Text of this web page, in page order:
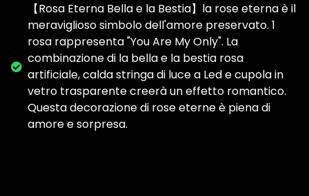
【Rosa Eterna Bella e la Bestia】la rose eterna è il
meraviglioso simbolo dell'amore preservato. 1
rosa rappresenta "You Are My Only". La
combinazione di la bella e la bestia rosa
artificiale, calda stringa di luce a Led e cupola in
vetro trasparente creerà un effetto romantico.
Questa decorazione di rose eterne è piena di
amore e sorpresa.